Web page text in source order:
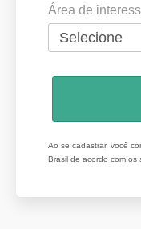
Área de
Ao se cadastrar, você
Brasil de acordo com os